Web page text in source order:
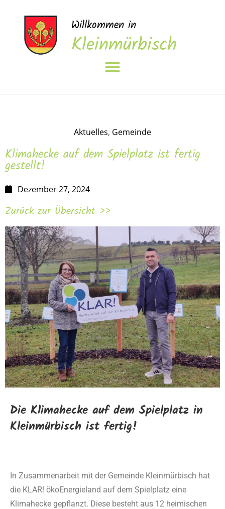
Willkommen in
Kleinmürbisch
Aktuelles, Gemeinde
Klimahecke auf dem Spielplatz ist fertig
gestellt!
Dezember 27, 2024
Zurück zur Übersicht >>
Die Klimahecke auf dem Spielplatz in
Kleinmürbisch ist fertig!
In Zusammenarbeit mit der Gemeinde Kleinmürbisch hat
die KLAR! ökoEnergieland auf dem Spielplatz eine
Klimahecke gepflanzt. Diese besteht aus 12 heimischen